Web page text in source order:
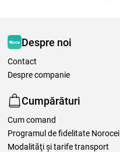
Despre noi
Contact
Despre companie
Cumpărături
Cum comand
Programul de fidelitate Norocei
Modalităţi şi tarife transport